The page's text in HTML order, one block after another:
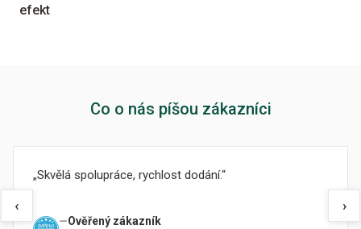
efekt
Co o nás píšou zákazníci
‹
Skvělá spolupráce, rychlost dodání.
Ověřený zákazník
›